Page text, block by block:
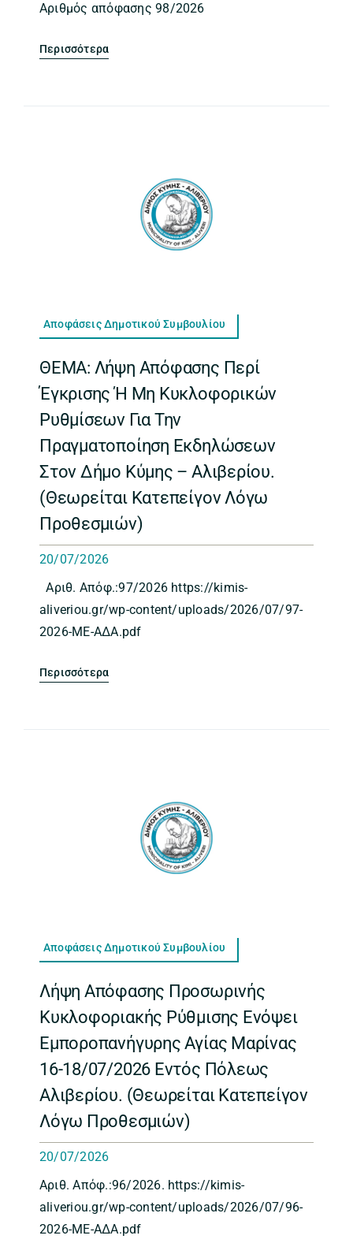
Αριθμός απόφασης 98/2026
Περισσότερα
Αποφάσεις Δημοτικού Συμβουλίου
ΘΕΜΑ: Λήψη Απόφασης Περί
Έγκρισης Ή Μη Κυκλοφορικών
Ρυθμίσεων Για Την
Πραγματοποίηση Εκδηλώσεων
Στον Δήμο Κύμης – Αλιβερίου.
(Θεωρείται Κατεπείγον Λόγω
Προθεσμιών)
20/07/2026
Aριθ. Απόφ.:97/2026 https://kimis-
aliveriou.gr/wp-content/uploads/2026/07/97-
2026-ΜΕ-ΑΔΑ.pdf
Περισσότερα
Αποφάσεις Δημοτικού Συμβουλίου
Λήψη Απόφασης Προσωρινής
Κυκλοφοριακής Ρύθμισης Ενόψει
Εμποροπανήγυρης Αγίας Μαρίνας
16-18/07/2026 Εντός Πόλεως
Αλιβερίου. (Θεωρείται Κατεπείγον
Λόγω Προθεσμιών)
20/07/2026
Aριθ. Απόφ.:96/2026. https://kimis-
aliveriou.gr/wp-content/uploads/2026/07/96-
2026-ΜΕ-ΑΔΑ.pdf